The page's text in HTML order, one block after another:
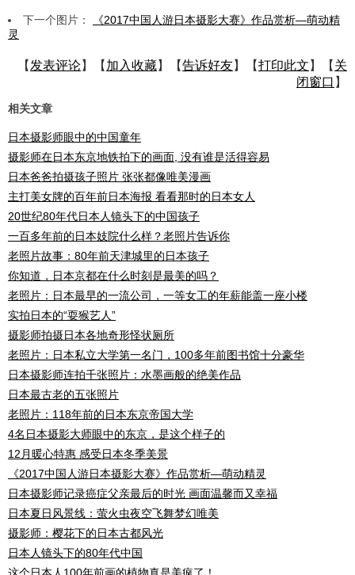
下一个图片：
《2017中国人游日本摄影大赛》作品赏析—萌动精
灵
【 发表评论】【 加入收藏】【告诉好友】【打印此文 】【 关
闭窗口 】
相关文章
日本摄影师眼中的中国童年
摄影师在日本东京地铁拍下的画面, 没有谁是活得容易
日本爸爸拍摄孩子照片 张张都像唯美漫画
主打美女牌的百年前日本海报 看看那时的日本女人
20世纪80年代日本人镜头下的中国孩子
一百多年前的日本妓院什么样？老照片告诉你
老照片故事：80年前天津城里的日本孩子
你知道，日本京都在什么时刻是最美的吗？
老照片：日本最早的一流公司，一等女工的年薪能盖一座小楼
实拍日本的“耍猴艺人”
摄影师拍摄日本各地奇形怪状厕所
老照片：日本私立大学第一名门，100多年前图书馆十分豪华
日本摄影师连拍千张照片：水墨画般的绝美作品
日本最古老的五张照片
老照片：118年前的日本东京帝国大学
4名日本摄影大师眼中的东京，是这个样子的
12月暖心特惠 感受日本冬季美景
《2017中国人游日本摄影大赛》作品赏析—萌动精灵
日本摄影师记录癌症父亲最后的时光 画面温馨而又幸福
日本夏日风景线：萤火虫夜空飞舞梦幻唯美
摄影师：樱花下的日本古都风光
日本人镜头下的80年代中国
这个日本人100年前画的植物真是美疯了！